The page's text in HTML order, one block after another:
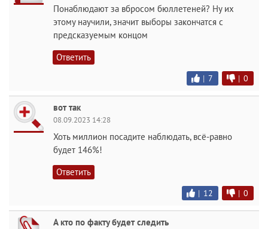
Понаблюдают за вбросом бюллетеней? Ну их
этому научили, значит выборы закончатся с
предсказуемым концом
Ответить
| 7 | 0
вот так
08.09.2023 14:28
Хоть миллион посадите наблюдать, всё-равно
будет 146%!
Ответить
| 12 | 0
А кто по факту будет следить